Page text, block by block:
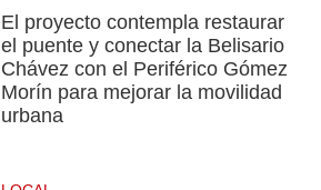
El proyecto contempla restaurar
el puente y conectar la Belisario
Chávez con el Periférico Gómez
Morín para mejorar la movilidad
urbana